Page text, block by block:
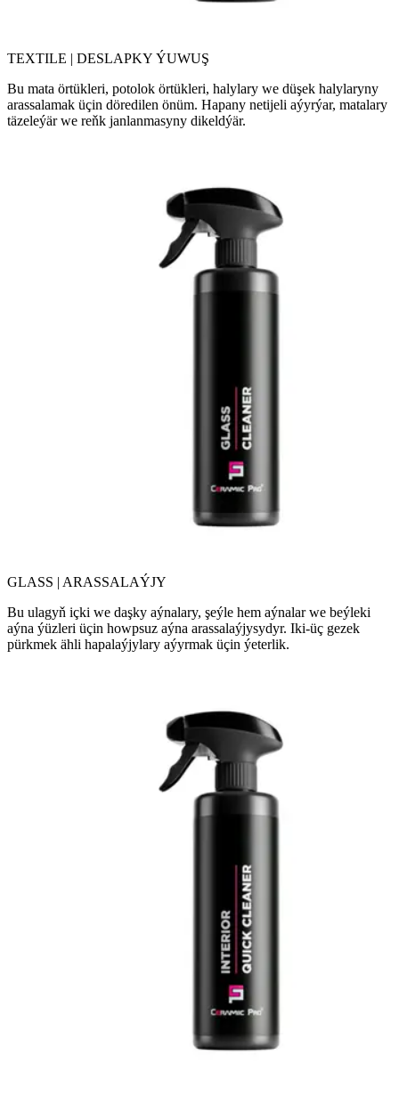
TEXTILE | DESLAPKY ÝUWUŞ
Bu mata örtükleri, potolok örtükleri, halylary we düşek halylaryny
arassalamak üçin döredilen önüm. Hapany netijeli aýyrýar, matalary
täzeleýär we reňk janlanmasyny dikeldýär.
GLASS | ARASSALAÝJY
Bu ulagyň içki we daşky aýnalary, şeýle hem aýnalar we beýleki
aýna ýüzleri üçin howpsuz aýna arassalaýjysydyr. Iki-üç gezek
pürkmek ähli hapalaýjylary aýyrmak üçin ýeterlik.